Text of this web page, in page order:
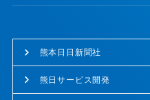
熊本日日新聞社
熊日サービス開発